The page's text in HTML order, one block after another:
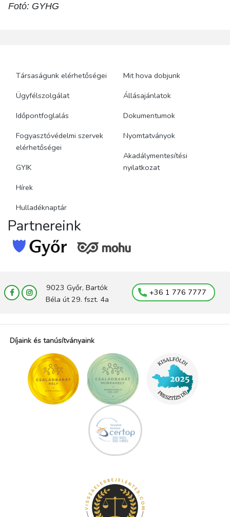
Fotó: GYHG
Társaságunk elérhetőségei
Ügyfélszolgálat
Időpontfoglalás
Fogyasztóvédelmi szervek
elérhetőségei
GYIK
Hírek
Hulladéknaptár
Mit hova dobjunk
Állásajánlatok
Dokumentumok
Nyomtatványok
Akadálymentesítési
nyilatkozat
Partnereink
9023 Győr, Bartók
Béla út 29. fszt. 4a
+36 1 776 7777
Díjaink és tanúsítványaink